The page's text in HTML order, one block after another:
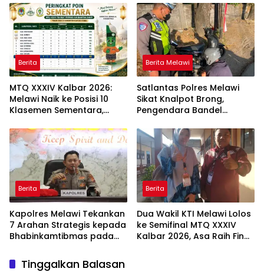
dan Verifikasi Lapangan
Lahan
Berita
MTQ XXXIV Kalbar 2026:
Melawi Naik ke Posisi 10
Klasemen Sementara,
Peringkat Lebih Baik
Berlanjut
Berita Melawi
Satlantas Polres Melawi
Sikat Knalpot Brong,
Pengendara Bandel
Berita
Kapolres Melawi Tekankan
7 Arahan Strategis kepada
Bhabinkamtibmas pada
Berita
Dua Wakil KTI Melawi Lolos
ke Semifinal MTQ XXXIV
Kalbar 2026, Asa Raih Final
Tinggalkan Balasan